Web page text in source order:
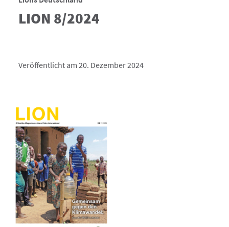
LION 8/2024
Veröffentlicht am 20. Dezember 2024